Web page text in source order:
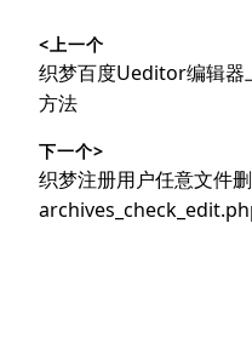
章
导
航
<上一个
上
篇
章：
织梦百度Ueditor编辑器
方法
下一个>
下
篇
织梦注册用户任意文件